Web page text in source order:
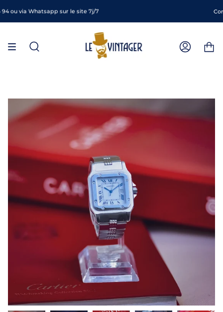
au
page
ou via Whatsapp sur le site 7j/7
Recherche Compte